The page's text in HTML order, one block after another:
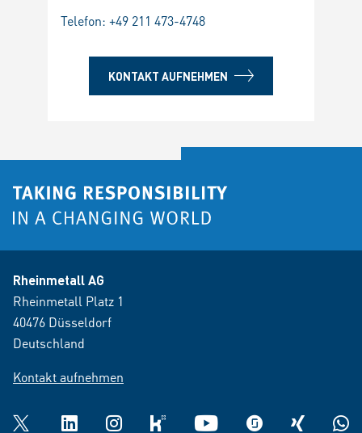
Telefon: +49 211 473-4748
KONTAKT AUFNEHMEN
Rheinmetall AG
Rheinmetall Platz 1
40476 Düsseldorf
Deutschland
Kontakt aufnehmen
Twitter LinkedInInstagramkununu YouTube glassdoorXING